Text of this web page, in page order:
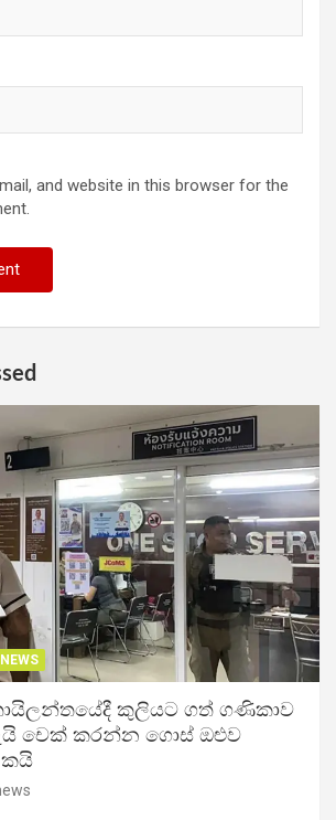
and website in this browser for the
කුලියට ගත් ගණිකාව
චෙක් කරන්න ගොස් ඔළුව
කයි